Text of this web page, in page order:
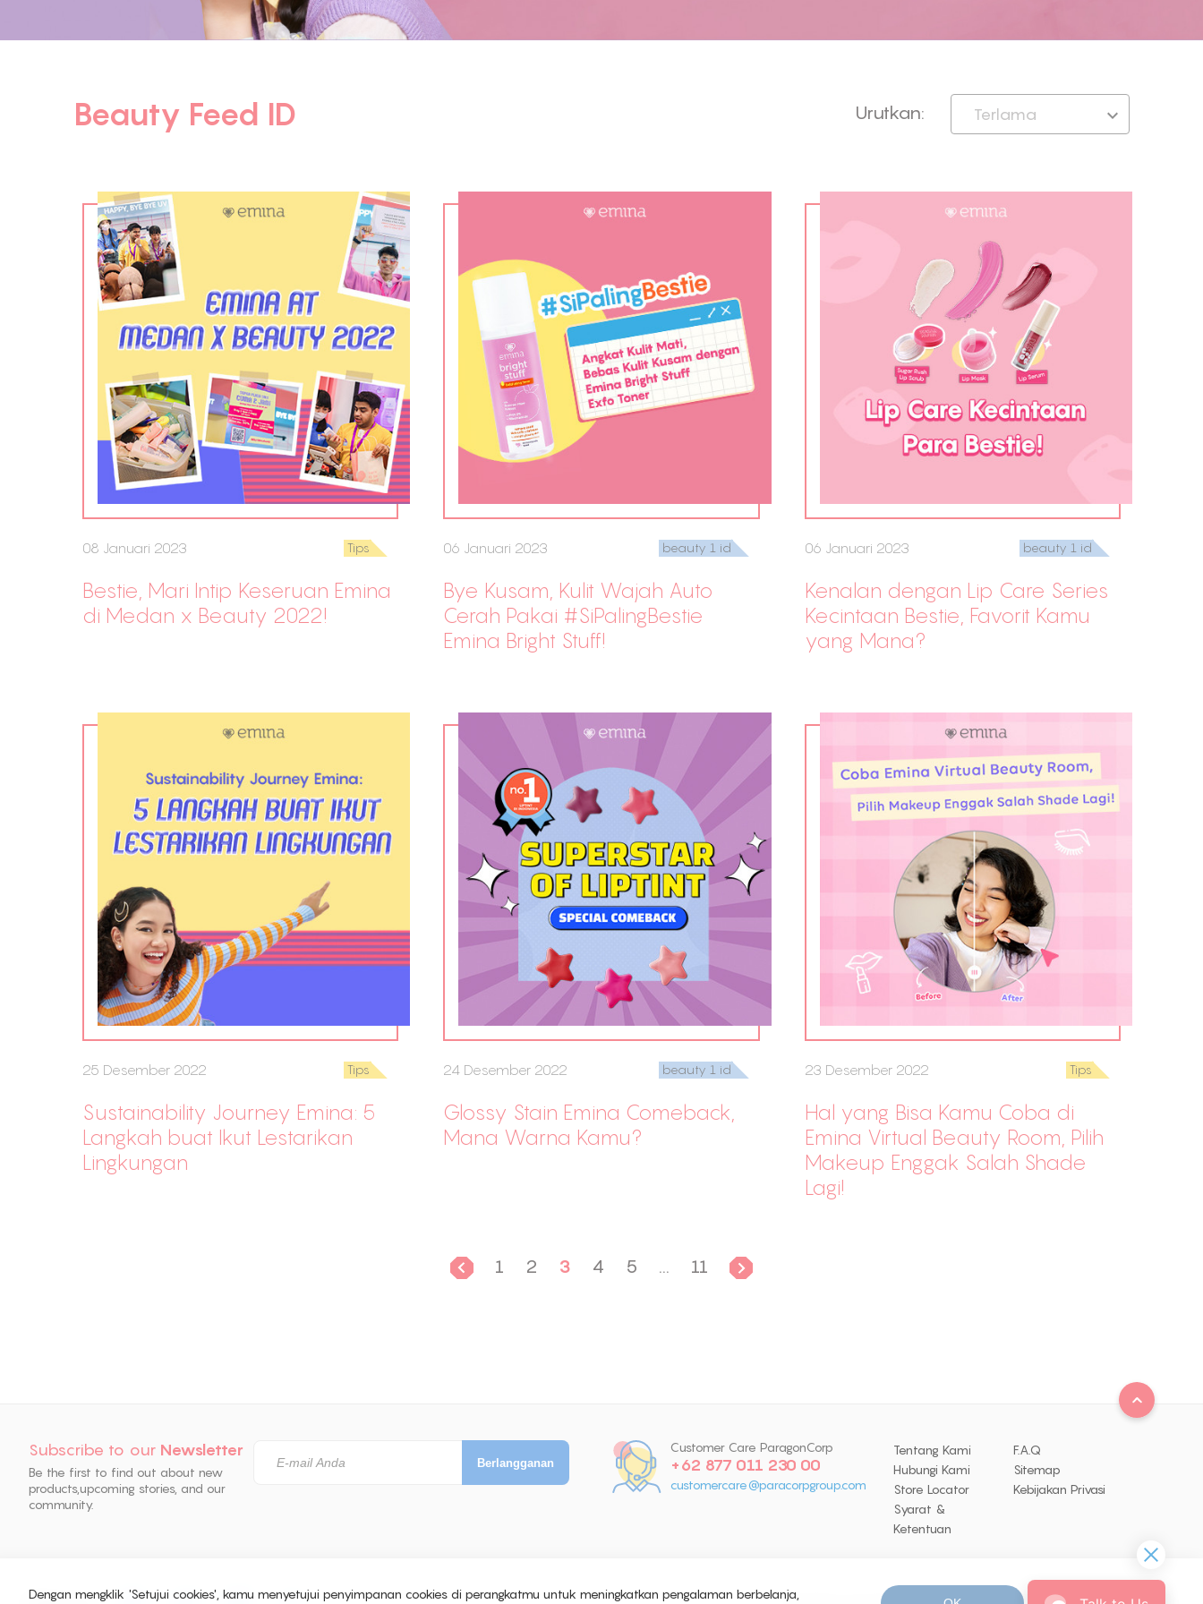
Dengan mengklik 'Setujui cookies', kamu menyetujui penyimpanan cookies di perangkatmu untuk meningkatkan pengalaman berbelanja,
Beauty Feed ID Urutkan: Terlama
08 Januari 2023 Tips
Bestie, Mari Intip Keseruan Emina
di Medan x Beauty 2022!
06 Januari 2023 beauty 1 id
Bye Kusam, Kulit Wajah Auto
Cerah Pakai #SiPalingBestie
Emina Bright Stuff!
06 Januari 2023 beauty 1 id
Kenalan dengan Lip Care Series
Kecintaan Bestie, Favorit Kamu
yang Mana?
25 Desember 2022 Tips
Sustainability Journey Emina: 5
Langkah buat Ikut Lestarikan
Lingkungan
24 Desember 2022 beauty 1 id
Glossy Stain Emina Comeback,
Mana Warna Kamu?
23 Desember 2022 Tips
Hal yang Bisa Kamu Coba di
Emina Virtual Beauty Room, Pilih
Makeup Enggak Salah Shade
Lagi!
1 2 3 4 5 ... 11
Subscribe to our Newsletter
Be the first to find out about new
products,upcoming stories, and our
community.
Customer Care ParagonCorp
+62 877 011 230 00
customercare@paracorpgroup.com
Tentang Kami
F.A.Q
Hubungi Kami
Sitemap
Store Locator
Kebijakan Privasi
Syarat &
Ketentuan